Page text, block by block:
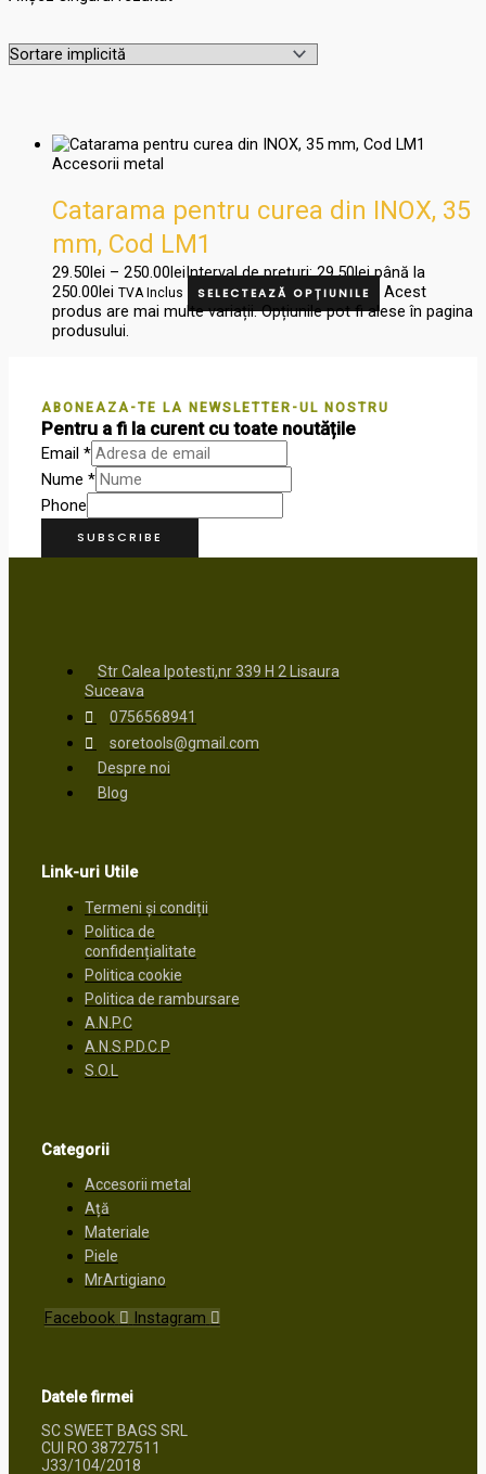
Accesorii metal
Catarama pentru curea din INOX, 35
mm, Cod LM1
29.50lei – 250.00leiInterval de prețuri: 29.50lei până la
250.00lei TVA Inclus SELECTEAZĂ OPȚIUNILE
Acest
produs are mai multe variații. Opțiunile pot fi alese în pagina
produsului.
ABONEAZA-TE LA NEWSLETTER-UL NOSTRU
Pentru a fi la curent cu toate noutățile
Nume *
Email *
Phone
SUBSCRIBE
Str Calea Ipotesti,nr 339 H 2 Lisaura
Suceava
0756568941
soretools@gmail.com
Despre noi
Blog
Link-uri Utile
Termeni și condiții
Politica de
confidențialitate
Politica cookie
Politica de rambursare
A.N.P.C
A.N.S.P.D.C.P
S.O.L
Categorii
Accesorii metal
Ață
Materiale
Piele
MrArtigiano
Facebook Instagram
Datele firmei
SC SWEET BAGS SRL
CUI RO 38727511
J33/104/2018